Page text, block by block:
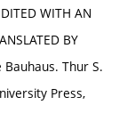
WITH AN
BY
Bauhaus. Thur S.
Press,